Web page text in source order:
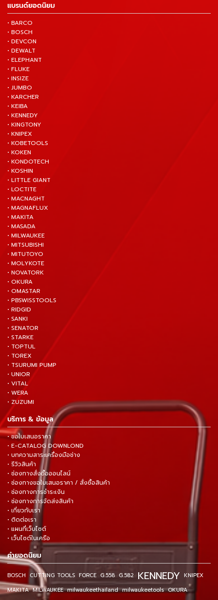
แบรนด์ยอดนิยม
• BARCO
• BOSCH
• DEVCON
• DEWALT
• ELEPHANT
• FLUKE
• INSIZE
• JUMBO
• KARCHER
• KEIBA
• KENNEDY
• KINGTONY
• KNIPEX
• KOBETOOLS
• KOKEN
• KONDOTECH
• KOSHIN
• LITTLE GIANT
• LOCTITE
• MACNAGHT
• MAGNAFLUX
• MAKITA
• MASADA
• MILWAUKEE
• MITSUBISHI
• MITUTOYO
• MOLYKOTE
• NOVATORK
• OKURA
• OMASTAR
• PBSWISSTOOLS
• RIDGID
• SANKI
• SENATOR
• STARKE
• TOPTUL
• TOREX
• TSURUMI PUMP
• UNIOR
• VITAL
• WERA
• ZUZUMI
บริการ & ข้อมูล
• ขอใบเสนอราคา
• E-CATALOG DOWNLOND
• บทความสาระเครื่องมือช่าง
• รีวิวสินค้า
• ช่องทางสั่งซื้อออนไลน์
• ช่องทางขอใบเสนอราคา / สั่งซื้อสินค้า
• ช่องทางการชำระเงิน
• ช่องทางการจัดส่งสินค้า
• เกี่ยวกับเรา
• ติดต่อเรา
• แผนที่เว็บไซต์
• เว็บไซต์ในเครือ
คำยอดนิยม
BOSCH CUTTING TOOLS FORCE G.558 G.582 KENNEDY KNIPEX
MAKITA MILWAUKEE milwaukeethailand milwaukeetools OKURA